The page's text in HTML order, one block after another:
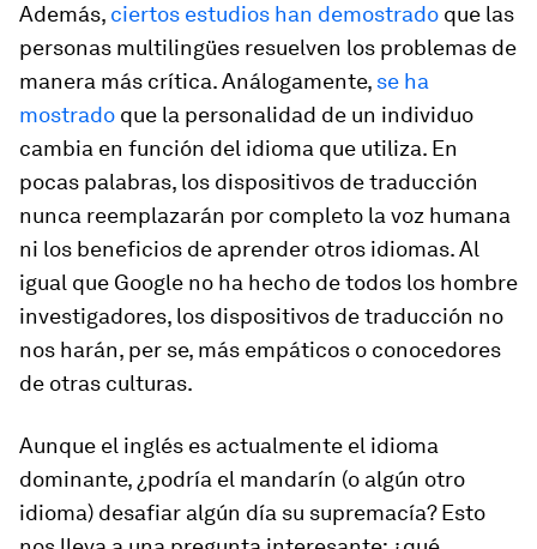
Además, ciertos estudios han demostrado que las
personas multilingües resuelven los problemas de
manera más crítica. Análogamente, se ha
mostrado que la personalidad de un individuo
cambia en función del idioma que utiliza. En
pocas palabras, los dispositivos de traducción
nunca reemplazarán por completo la voz humana
ni los beneficios de aprender otros idiomas. Al
igual que Google no ha hecho de todos los hombre
investigadores, los dispositivos de traducción no
nos harán, per se, más empáticos o conocedores
de otras culturas.
Aunque el inglés es actualmente el idioma
dominante, ¿podría el mandarín (o algún otro
idioma) desafiar algún día su supremacía? Esto